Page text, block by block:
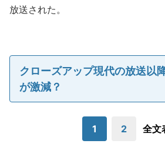
放送された。
クローズアップ現代の放送以
が激減？
1 2 全文